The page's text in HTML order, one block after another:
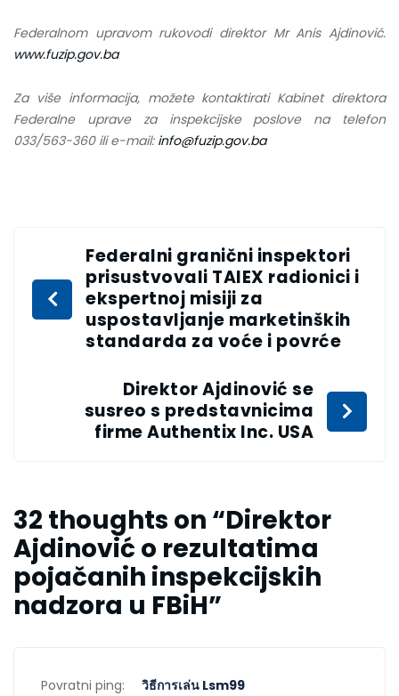
Federalnom upravom rukovodi direktor Mr Anis Ajdinović.
www.fuzip.gov.ba
Za više informacija, možete kontaktirati Kabinet direktora
Federalne uprave za inspekcijske poslove na telefon
033/563-360 ili e-mail: info@fuzip.gov.ba
Federalni granični inspektori
prisustvovali TAIEX radionici i
ekspertnoj misiji za
uspostavljanje marketinških
standarda za voće i povrće
Direktor Ajdinović se
susreo s predstavnicima
firme Authentix Inc. USA
32 thoughts on “Direktor
Ajdinović o rezultatima
pojačanih inspekcijskih
nadzora u FBiH”
Povratni ping: วิธีการเล่น Lsm99